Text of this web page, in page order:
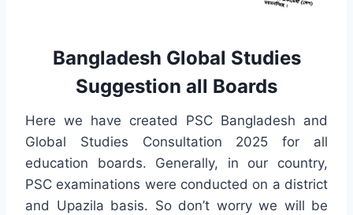
Bangladesh Global Studies
Suggestion all Boards
Here we have created PSC Bangladesh and
Global Studies Consultation 2025 for all
education boards. Generally, in our country,
PSC examinations were conducted on a district
and Upazila basis. So don’t worry we will be